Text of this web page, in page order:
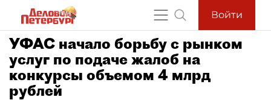
Войти
УФАС начало борьбу с рынком
услуг по подаче жалоб на
конкурсы объемом 4 млрд
рублей